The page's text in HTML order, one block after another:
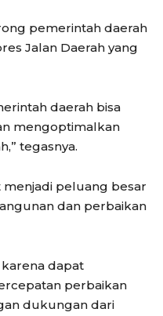
pemerintah daerah
Jalan Daerah yang
daerah bisa
mengoptimalkan
tegasnya.
peluang besar
dan perbaikan
dapat
perbaikan
dukungan dari